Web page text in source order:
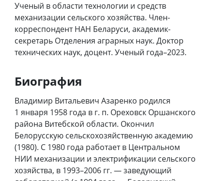
Ученый в области технологии и средств
механизации сельского хозяйства. Член-
корреспондент НАН Беларуси, академик-
секретарь Отделения аграрных наук. Доктор
технических наук, доцент. Ученый года–2023.
Биография
Владимир Витальевич Азаренко родился
1 января 1958 года в г. п. Ореховск Оршанского
района Витебской области. Окончил
Белорусскую сельскохозяйственную академию
(1980). С 1980 года работает в Центральном
НИИ механизации и электрификации сельского
хозяйства, в 1993–2006 гг. — заведующий